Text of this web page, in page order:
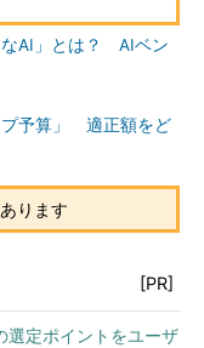
なAI」とは？ AIベン
プ予算」 適正額をど
ります
[PR]
定ポイントをユーザ